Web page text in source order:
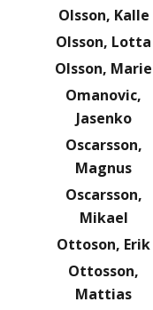
Olsson, Kalle
Olsson, Lotta
Olsson, Marie
Omanovic,
Jasenko
Oscarsson,
Magnus
Oscarsson,
Mikael
Ottoson, Erik
Ottosson,
Mattias